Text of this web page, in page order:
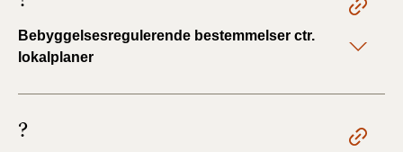
Bebyggelsesregulerende bestemmelser ctr.
lokalplaner
?